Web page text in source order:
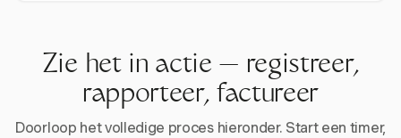
Zie het in actie — registreer,
rapporteer, factureer
Doorloop het volledige proces hieronder. Start een timer,